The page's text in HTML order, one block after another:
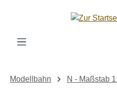
Zum Hauptinhalt springen
Modellbahn N - Maßstab